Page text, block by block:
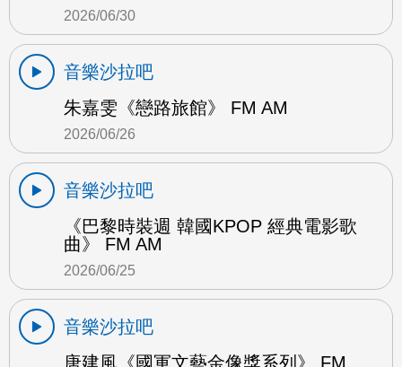
2026/06/30
音樂沙拉吧
朱嘉雯《戀路旅館》 FM AM
2026/06/26
音樂沙拉吧
《巴黎時裝週 韓國KPOP 經典電影歌
曲》 FM AM
2026/06/25
音樂沙拉吧
唐建風《國軍文藝金像獎系列》 FM